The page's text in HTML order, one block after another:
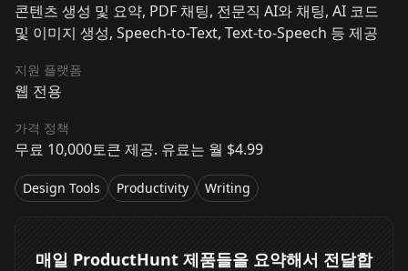
콘텐츠 생성 및 요약, PDF 채팅, 전문직 AI와 채팅, AI 코드
및 이미지 생성, Speech-to-Text, Text-to-Speech 등 제공
지원 플랫폼
웹 전용
가격 정책
무료 10,000토큰 제공. 유료는 월 $4.99
Design Tools Productivity Writing
매일 ProductHunt 제품들을 요약해서 전달합